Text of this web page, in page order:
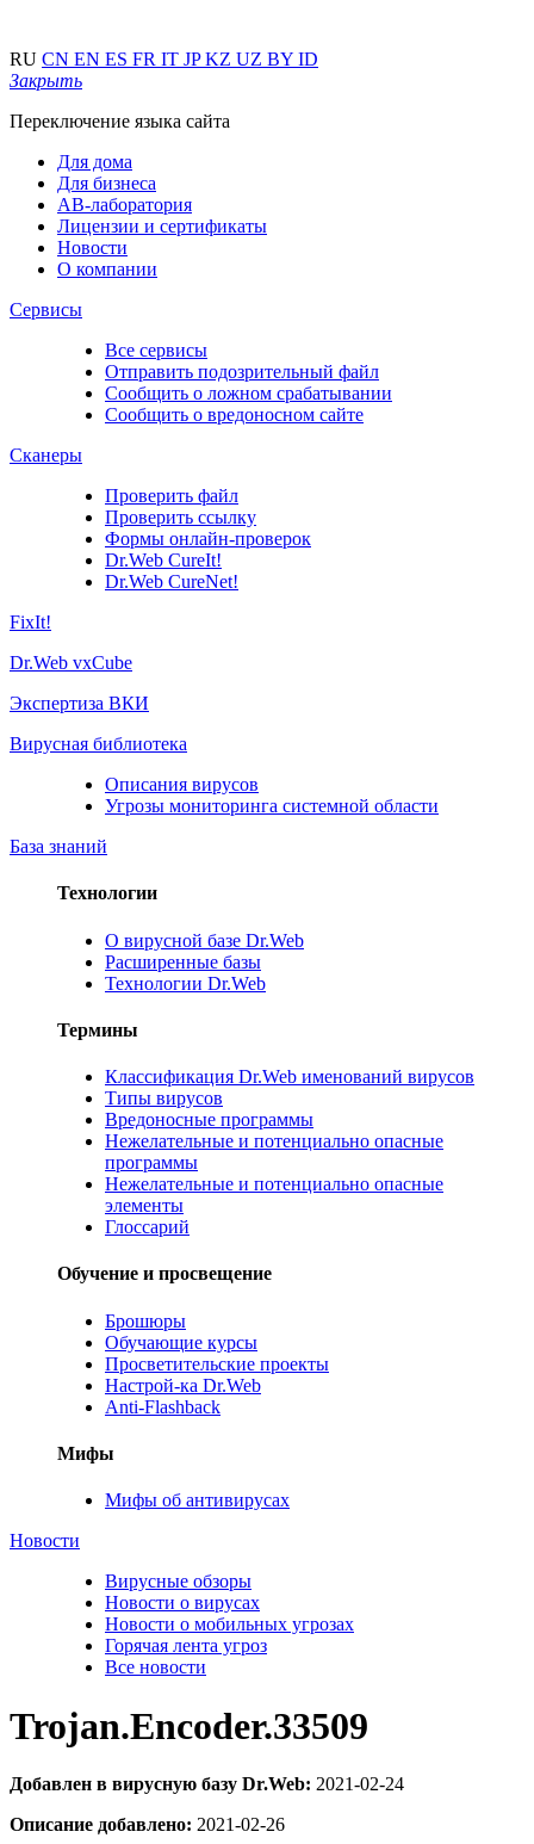
RU CN EN ES FR IT JPKZ UZ BY ID
Закрыть
Переключение языка сайта
Для дома
Для бизнеса
АВ-лаборатория
Лицензии и сертификаты
Новости
О компании
Сервисы
Все сервисы
Отправить подозрительный файл
Сообщить о ложном срабатывании
Сообщить о вредоносном сайте
Сканеры
Проверить файл
Проверить ссылку
Формы онлайн-проверок
Dr.Web CureIt!
Dr.Web CureNet!
FixIt!
Dr.Web vxCube
Экспертиза ВКИ
Вирусная библиотека
Описания вирусов
Угрозы мониторинга системной области
База знаний
Технологии
О вирусной базе Dr.Web
Расширенные базы
Технологии Dr.Web
Термины
Классификация Dr.Web именований вирусов
Типы вирусов
Вредоносные программы
Нежелательные и потенциально опасные
программы
Нежелательные и потенциально опасные
элементы
Глоссарий
Обучение и просвещение
Брошюры
Обучающие курсы
Просветительские проекты
Настрой-ка Dr.Web
Anti-Flashback
Мифы
Мифы об антивирусах
Новости
Вирусные обзоры
Новости о вирусах
Новости о мобильных угрозах
Горячая лента угроз
Все новости
Trojan.Encoder.33509
Добавлен в вирусную базу Dr.Web: 2021-02-24
Описание добавлено: 2021-02-26